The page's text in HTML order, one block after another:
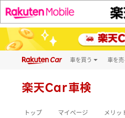
車を買う
新車
車を売
楽天Car車検
トップ マイページ メリッ